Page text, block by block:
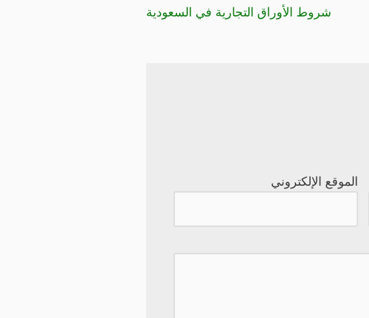
شروط الأوراق التجارية في السعودية
الموقع الإلكتروني